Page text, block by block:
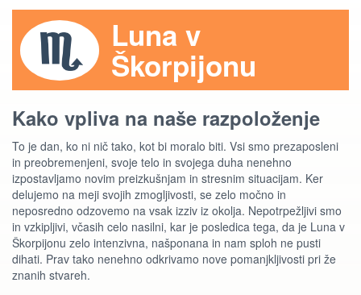
Luna v
Škorpijonu
Kako vpliva na naše razpoloženje
To je dan, ko ni nič tako, kot bi moralo biti. Vsi smo prezaposleni
in preobremenjeni, svoje telo in svojega duha nenehno
izpostavljamo novim preizkušnjam in stresnim situacijam. Ker
delujemo na meji svojih zmogljivosti, se zelo močno in
neposredno odzovemo na vsak izziv iz okolja. Nepotrpežljivi smo
in vzkipljivi, včasih celo nasilni, kar je posledica tega, da je Luna v
Škorpijonu zelo intenzivna, našponana in nam sploh ne pusti
dihati. Prav tako nenehno odkrivamo nove pomanjkljivosti pri že
znanih stvareh.